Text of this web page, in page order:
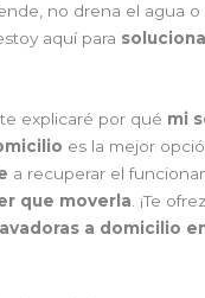
no drena el agua o
aquí para
explicaré por qué mi
es la mejor
a recuperar el
que moverla . ¡Te
a domicilio